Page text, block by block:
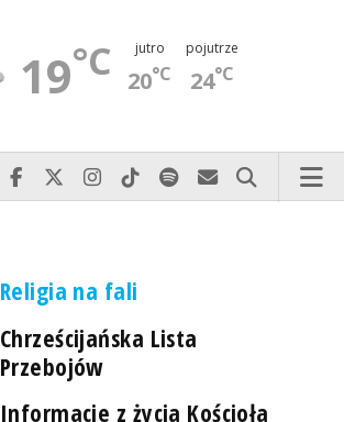
19°C jutro
20°C
pojutrze
24°C
Najlepiej po prostu do nas zadzwoń
Odwiedź nas na Facebook-u
Odwiedź nas na X
Odwiedź nas na Instagram-ie
Odwiedź nas na TikTok-u
Szukaj nas na Spotify
Wyślij do nas
Szukaj
Religia na fali
Chrześcijańska Lista
Przebojów
Informacje z życia Kościoła